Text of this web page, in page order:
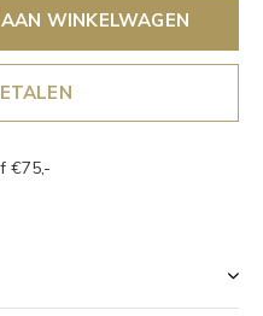
WINKELWAGEN
€75,-